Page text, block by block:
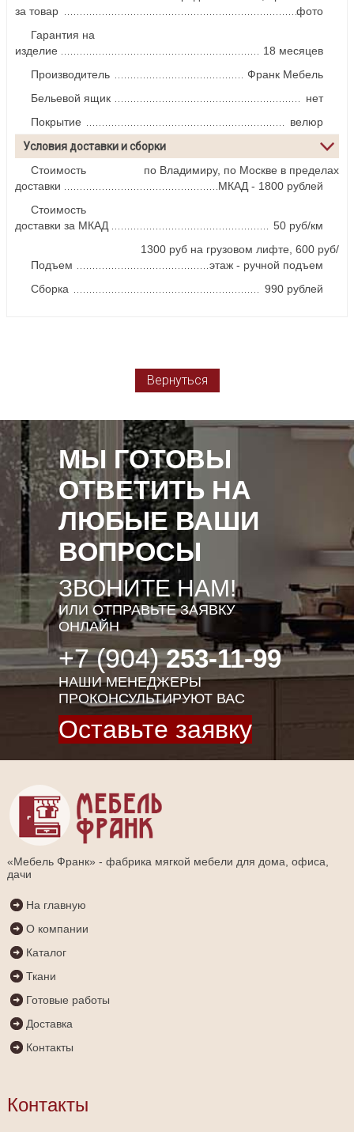
за товар
фото
Гарантия на
изделие
18 месяцев
Производитель
Франк Мебель
Бельевой ящик
нет
Покрытие
велюр
Условия доставки и сборки
Стоимость
доставки
по Владимиру, по Москве в пределах
МКАД - 1800 рублей
Стоимость
доставки за МКАД
50 руб/км
Подъем
1300 руб на грузовом лифте, 600 руб/
этаж - ручной подъем
Сборка
990 рублей
Вернуться
МЫ ГОТОВЫ
ОТВЕТИТЬ НА
ЛЮБЫЕ ВАШИ
ВОПРОСЫ
ЗВОНИТЕ НАМ!
ИЛИ ОТПРАВЬТЕ ЗАЯВКУ
ОНЛАЙН
+7 (904)253-11-99
НАШИ МЕНЕДЖЕРЫ
ПРОКОНСУЛЬТИРУЮТ ВАС
Оставьте заявку
«Мебель Франк» - фабрика мягкой мебели для дома, офиса,
дачи
На главную
О компании
Каталог
Ткани
Готовые работы
Доставка
Контакты
Контакты